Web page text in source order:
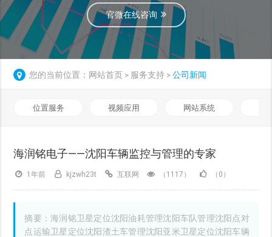
官微在线咨询
您的当前位置： 网站首页 > 服务支持 >公司新闻
位置服务 视频应用 网站系统
海润铭电子——沈阳车辆监控与管理的专家
1年前 kjzwh23t 互联网 （1117） （0）
摘要：海润铭卫星定位沈阳油耗管理沈阳车队管理沈阳点对
点运输卫星定位沈阳渣土车管理沈阳亚米卫星定位沈阳车辆